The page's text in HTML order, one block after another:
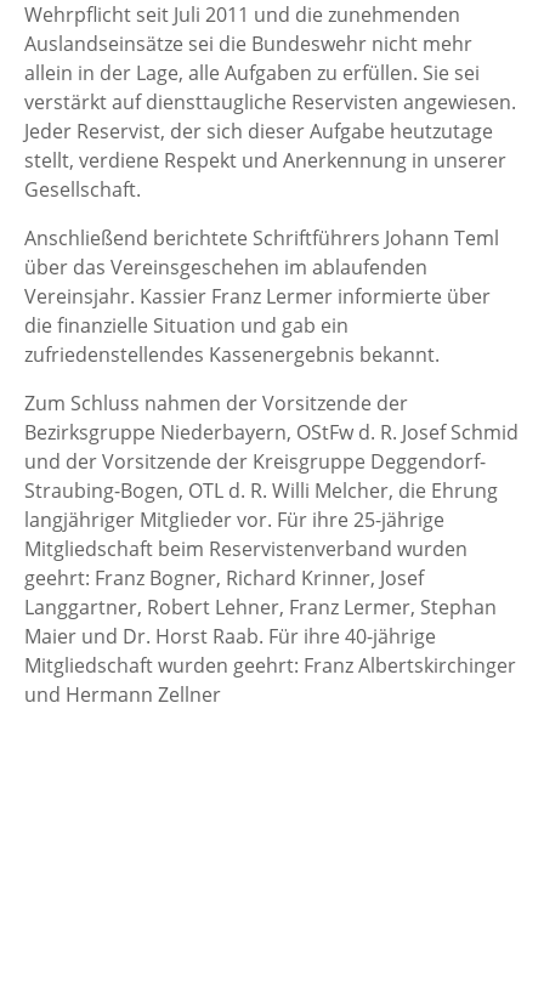
Wehrpflicht seit Juli 2011 und die zunehmenden
Auslandseinsätze sei die Bundeswehr nicht mehr
allein in der Lage, alle Aufgaben zu erfüllen. Sie sei
verstärkt auf diensttaugliche Reservisten angewiesen.
Jeder Reservist, der sich dieser Aufgabe heutzutage
stellt, verdiene Respekt und Anerkennung in unserer
Gesellschaft.
Anschließend berichtete Schriftführers Johann Teml
über das Vereinsgeschehen im ablaufenden
Vereinsjahr. Kassier Franz Lermer informierte über
die finanzielle Situation und gab ein
zufriedenstellendes Kassenergebnis bekannt.
Zum Schluss nahmen der Vorsitzende der
Bezirksgruppe Niederbayern, OStFw d. R. Josef Schmid
und der Vorsitzende der Kreisgruppe Deggendorf-
Straubing-Bogen, OTL d. R. Willi Melcher, die Ehrung
langjähriger Mitglieder vor. Für ihre 25-jährige
Mitgliedschaft beim Reservistenverband wurden
geehrt: Franz Bogner, Richard Krinner, Josef
Langgartner, Robert Lehner, Franz Lermer, Stephan
Maier und Dr. Horst Raab. Für ihre 40-jährige
Mitgliedschaft wurden geehrt: Franz Albertskirchinger
und Hermann Zellner